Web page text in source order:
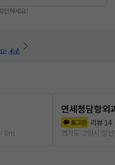
인하세요!
! 💰💰
0m
연세청담항외
로그인 리뷰 14
경기도 고양시 일